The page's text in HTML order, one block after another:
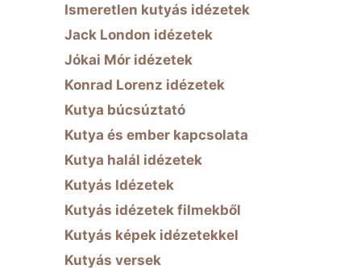
Ismeretlen kutyás idézetek
Jack London idézetek
Jókai Mór idézetek
Konrad Lorenz idézetek
Kutya búcsúztató
Kutya és ember kapcsolata
Kutya halál idézetek
Kutyás Idézetek
Kutyás idézetek filmekből
Kutyás képek idézetekkel
Kutyás versek